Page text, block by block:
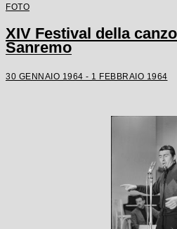
FOTO
XIV Festival della
Sanremo
30 GENNAIO 1964 - 1 FEBBRAIO 1964